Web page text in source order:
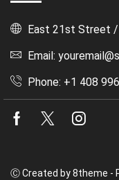
East 21st Street /
Email:
Phone: +1 408
Facebook
Twitter
Ⓒ Created by 8theme -